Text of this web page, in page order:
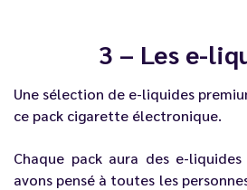
3 – Les e-
Une sélection de e-liquides
ce pack cigarette électronique.
Chaque pack aura des e-liquides
avons pensé à toutes les